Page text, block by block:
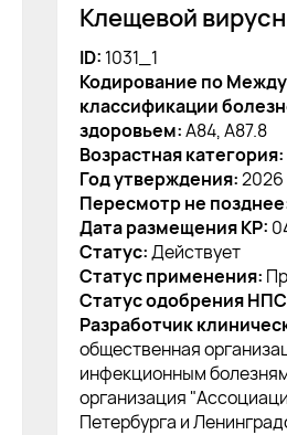
Клещевой
ID: 1031_1
Кодирование по
классификации
здоровьем:A84, A87.8
Возрастная категория:
Год утверждения:2026
Пересмотр не
Дата размещения КР:
Статус:Действует
Статус применения:
Статус одобрения
Разработчик
общественная
инфекционным
организация
Петербурга и